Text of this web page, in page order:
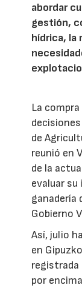
abordar
gestión,
hídrica, la
La
de
reunió en
de la
evaluar
ganadería
Gobierno
Así, julio
en
registrada
por